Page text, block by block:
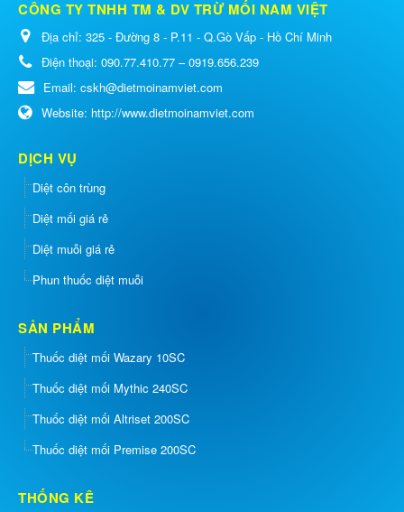
CÔNG TY TNHH TM & DV TRỪ MỐI NAM VIỆT
Địa chỉ: 325 - Đường 8 - P.11 - Q.Gò Vấp - Hồ Chí Minh
Điện thoại: 090.77.410.77 – 0919.656.239
Email: cskh@dietmoinamviet.com
Website: http://www.dietmoinamviet.com
DỊCH VỤ
Diệt côn trùng
Diệt mối giá rẻ
Diệt muỗi giá rẻ
Phun thuốc diệt muỗi
SẢN PHẨM
Thuốc diệt mối Wazary 10SC
Thuốc diệt mối Mythic 240SC
Thuốc diệt mối Altriset 200SC
Thuốc diệt mối Premise 200SC
THỐNG KÊ